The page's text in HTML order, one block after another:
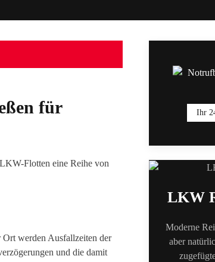
für
Flotten eine Reihe von
werden Ausfallzeiten der
und die damit
Ihr
LKW
Moderne
aber